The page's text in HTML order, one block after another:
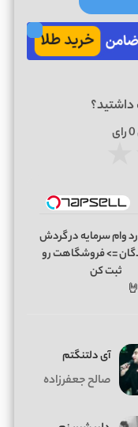
0رای
وام سرمایه در گردش
=> فروشگاهت رو
ثبت کن
آی دلتنگتم
صالح جعفرزاده